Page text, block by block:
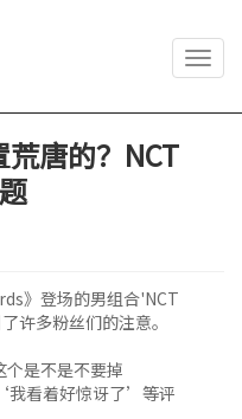
荒唐的？NCT
》登场的男组合'NCT
许多粉丝们的注意。
是不是不要掉
看着好惊讶了’等评